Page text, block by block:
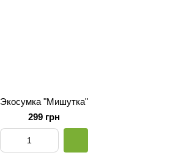
Экосумка "Мишутка"
299 грн